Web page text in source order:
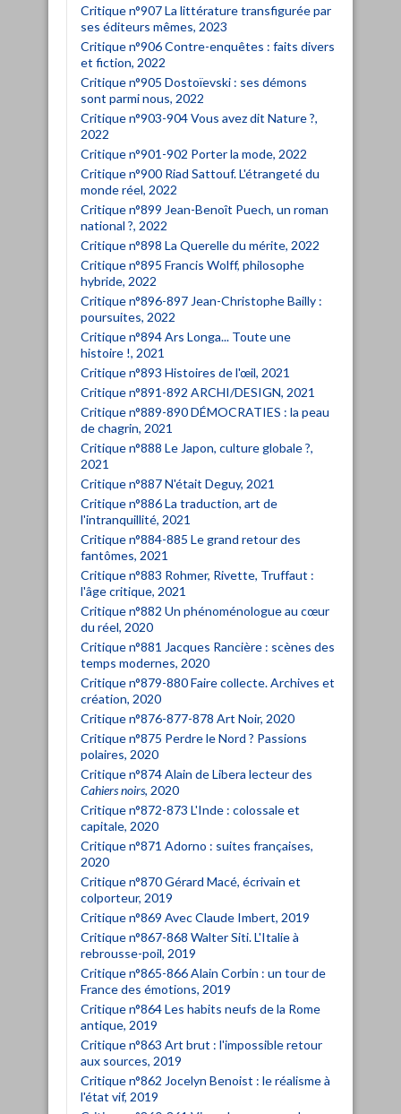
Critique n°907 La littérature transfigurée par
ses éditeurs mêmes, 2023
Critique n°906 Contre-enquêtes : faits divers
et fiction, 2022
Critique n°905 Dostoïevski : ses démons
sont parmi nous, 2022
Critique n°903-904 Vous avez dit Nature ?,
2022
Critique n°901-902 Porter la mode, 2022
Critique n°900 Riad Sattouf. L'étrangeté du
monde réel, 2022
Critique n°899 Jean-Benoît Puech, un roman
national ?, 2022
Critique n°898 La Querelle du mérite, 2022
Critique n°895 Francis Wolff, philosophe
hybride, 2022
Critique n°896-897 Jean-Christophe Bailly :
poursuites, 2022
Critique n°894 Ars Longa... Toute une
histoire !, 2021
Critique n°893 Histoires de l'œil, 2021
Critique n°891-892 ARCHI/DESIGN, 2021
Critique n°889-890 DÉMOCRATIES : la peau
de chagrin, 2021
Critique n°888 Le Japon, culture globale ?,
2021
Critique n°887 N'était Deguy, 2021
Critique n°886 La traduction, art de
l'intranquillité, 2021
Critique n°884-885 Le grand retour des
fantômes, 2021
Critique n°883 Rohmer, Rivette, Truffaut :
l'âge critique, 2021
Critique n°882 Un phénoménologue au cœur
du réel, 2020
Critique n°881 Jacques Rancière : scènes des
temps modernes, 2020
Critique n°879-880 Faire collecte. Archives et
création, 2020
Critique n°876-877-878 Art Noir, 2020
Critique n°875 Perdre le Nord ? Passions
polaires, 2020
Critique n°874 Alain de Libera lecteur des
Cahiers noirs, 2020
Critique n°872-873 L'Inde : colossale et
capitale, 2020
Critique n°871 Adorno : suites françaises,
2020
Critique n°870 Gérard Macé, écrivain et
colporteur, 2019
Critique n°869 Avec Claude Imbert, 2019
Critique n°867-868 Walter Siti. L'Italie à
rebrousse-poil, 2019
Critique n°865-866 Alain Corbin : un tour de
France des émotions, 2019
Critique n°864 Les habits neufs de la Rome
antique, 2019
Critique n°863 Art brut : l'impossible retour
aux sources, 2019
Critique n°862 Jocelyn Benoist : le réalisme à
l'état vif, 2019